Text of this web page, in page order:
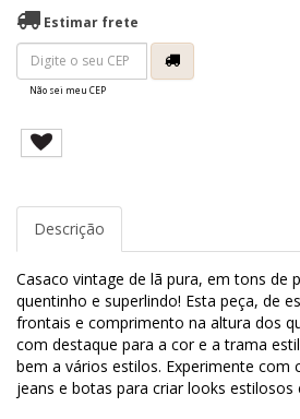
Estimar frete
Não sei meu CEP
Descrição
Casaco vintage de lã pura, em tons de
quentinho e superlindo! Esta peça, de
frontais e comprimento na altura dos
com destaque para a cor e a trama
bem a vários estilos. Experimente com
jeans e botas para criar looks estilosos